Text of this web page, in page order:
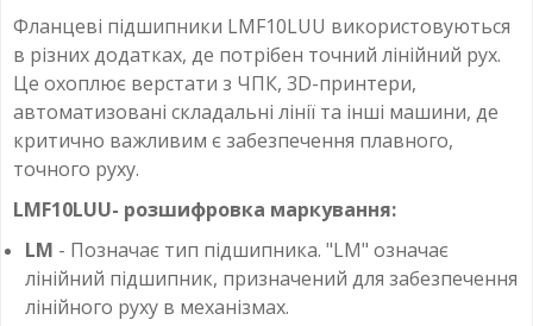
Фланцеві підшипники LMF10LUU використовуються
в різних додатках, де потрібен точний лінійний рух.
Це охоплює верстати з ЧПК, 3D-принтери,
автоматизовані складальні лінії та інші машини, де
критично важливим є забезпечення плавного,
точного руху.
LMF10LUU- розшифровка маркування:
LM - Позначає тип підшипника. "LM" означає
лінійний підшипник, призначений для забезпечення
лінійного руху в механізмах.